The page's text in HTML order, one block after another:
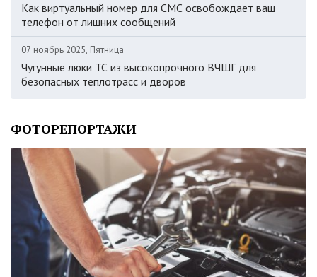
Как виртуальный номер для СМС освобождает ваш
телефон от лишних сообщений
07 ноябрь 2025, Пятница
Чугунные люки ТС из высокопрочного ВЧШГ для
безопасных теплотрасс и дворов
ФОТОРЕПОРТАЖИ